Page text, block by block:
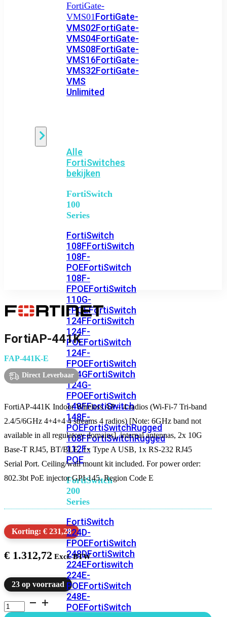
FortiGate-
VMS01FortiGate-
VMS02FortiGate-
VMS04FortiGate-
VMS08FortiGate-
VMS16FortiGate-
VMS32FortiGate-
VMS
Unlimited
Alle
FortiSwitches
bekijken
FortiSwitch
100
Series
FortiSwitch
108FFortiSwitch
108F-
POEFortiSwitch
108F-
FPOEFortiSwitch
110G-
FPOEFortiSwitch
124FFortiSwitch
124F-
POEFortiSwitch
124F-
FPOEFortiSwitch
124GFortiSwitch
124G-
FPOEFortiSwitch
148FFortiSwitch
148F-
POEFortiSwitchRugged
108FFortiSwitchRugged
112F-
POE
FortiSwitch
200
Series
FortiSwitch
224D-
FPOEFortiSwitch
248DFortiSwitch
224EFortiswitch
224E-
POEFortiSwitch
248E-
POEFortiSwitch
FortiAP-441K
FAP-441K-E
Direct Leverbaar
FortiAP-441K Indoor Wireless AP – 4 radios (Wi-Fi-7 Tri-band
2.4/5/6GHz 4+4+4 4 streams 4 radios) [Note: 6GHz band not
available in all regulatory domains], internal antennas, 2x 10G
Base-T RJ45, BT/BLE, 1x Type A USB, 1x RS-232 RJ45
Serial Port. Ceiling/wall mount kit included. For power order:
802.3bt PoE injector GPI-145. Region Code E
Korting: € 231,28
€ 1.312,72
23 op voorraad
FortiAP-
441K